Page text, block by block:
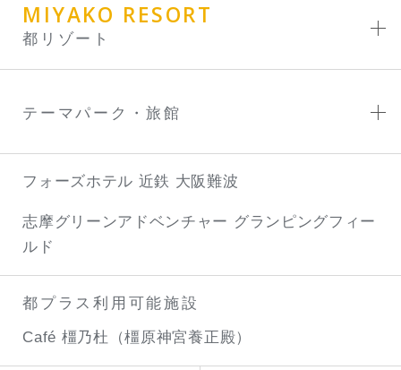
MIYAKO RESORT
都リゾート
テーマパーク・旅館
フォーズホテル 近鉄 大阪難波
志摩グリーンアドベンチャー グランピングフィー
ルド
都プラス利用可能施設
Café 橿乃杜（橿原神宮養正殿）